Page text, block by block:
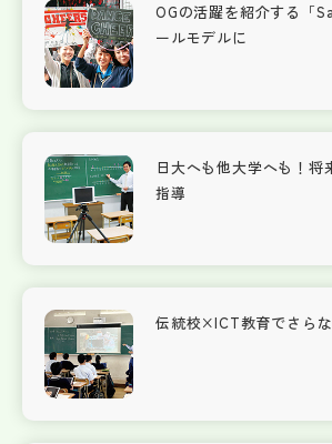
OGの活躍を紹介する「
ールモデルに
日大へも他大学へも！将
指導
伝統校×ICT教育でさら